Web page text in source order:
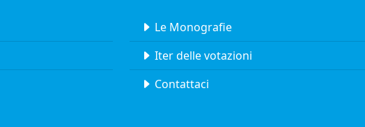
Le Monografie
Iter delle votazioni
Contattaci